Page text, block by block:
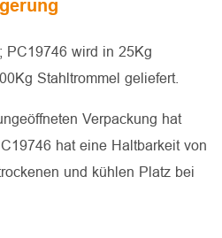
PC19746 wird in 25Kg
Stahltrommel geliefert.
Verpackung hat
hat eine Haltbarkeit von
und kühlen Platz bei